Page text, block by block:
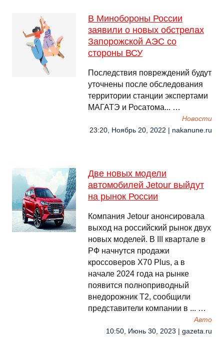
В Минобороны России
заявили о новых обстрелах
Запорожской АЭС со
стороны ВСУ
Последствия повреждений будут
уточнены после обследования
территории станции экспертами
МАГАТЭ и Росатома... …
Новости
23:20, Ноябрь 20, 2022 | nakanune.ru
Две новых модели
автомобилей Jetour выйдут
на рынок России
Компания Jetour анонсировала
выход на российский рынок двух
новых моделей. В III квартале в
РФ начнутся продажи
кроссоверов X70 Plus, а в
начале 2024 года на рынке
появится полноприводный
внедорожник T2, сообщили
представители компании в ... …
Авто
10:50, Июнь 30, 2023 | gazeta.ru